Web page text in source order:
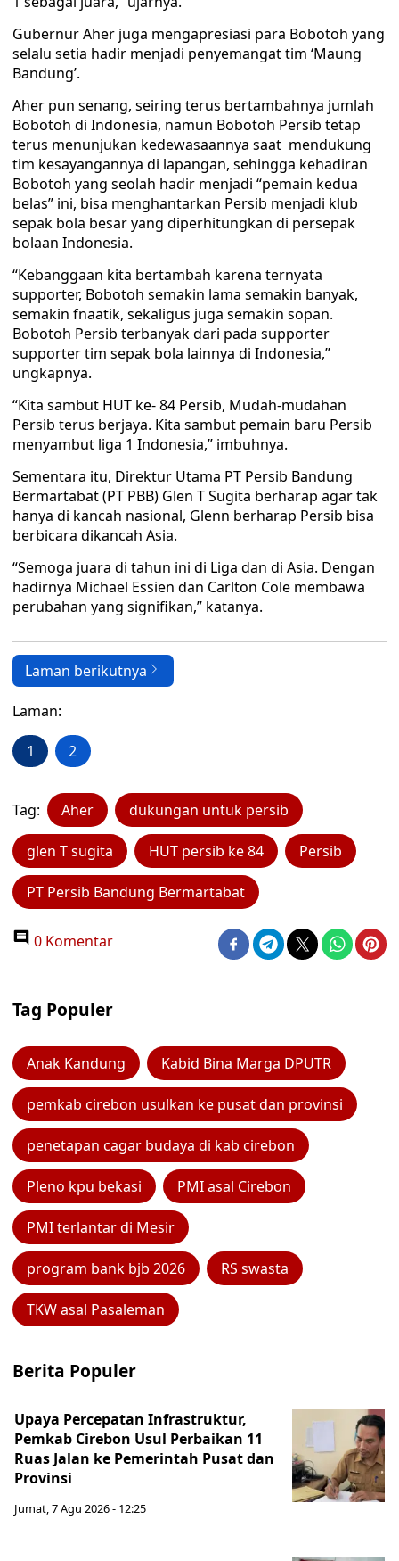
Gubernur Aher juga mengapresiasi para Bobotoh yang
selalu setia hadir menjadi penyemangat tim ‘Maung
Bandung’.
Aher pun senang, seiring terus bertambahnya jumlah
Bobotoh di Indonesia, namun Bobotoh Persib tetap
terus menunjukan kedewasaannya saat mendukung
tim kesayangannya di lapangan, sehingga kehadiran
Bobotoh yang seolah hadir menjadi “pemain kedua
belas” ini, bisa menghantarkan Persib menjadi klub
sepak bola besar yang diperhitungkan di persepak
bolaan Indonesia.
“Kebanggaan kita bertambah karena ternyata
supporter, Bobotoh semakin lama semakin banyak,
semakin fnaatik, sekaligus juga semakin sopan.
Bobotoh Persib terbanyak dari pada supporter
supporter tim sepak bola lainnya di Indonesia,”
ungkapnya.
“Kita sambut HUT ke- 84 Persib, Mudah-mudahan
Persib terus berjaya. Kita sambut pemain baru Persib
menyambut liga 1 Indonesia,” imbuhnya.
Sementara itu, Direktur Utama PT Persib Bandung
Bermartabat (PT PBB) Glen T Sugita berharap agar tak
hanya di kancah nasional, Glenn berharap Persib bisa
berbicara dikancah Asia.
“Semoga juara di tahun ini di Liga dan di Asia. Dengan
hadirnya Michael Essien dan Carlton Cole membawa
perubahan yang signifikan,” katanya.
Laman berikutnya
Laman:
1 2
Tag: Aher dukungan untuk persib
glen T sugita HUT persib ke 84 Persib
PT Persib Bandung Bermartabat
0 Komentar
Tag Populer
Anak Kandung Kabid Bina Marga DPUTR
pemkab cirebon usulkan ke pusat dan provinsi
penetapan cagar budaya di kab cirebon
Pleno kpu bekasi PMI asal Cirebon
PMI terlantar di Mesir
program bank bjb 2026 RS swasta
TKW asal Pasaleman
Berita Populer
Upaya Percepatan Infrastruktur,
Pemkab Cirebon Usul Perbaikan 11
Ruas Jalan ke Pemerintah Pusat dan
Provinsi
Jumat, 7 Agu 2026 - 12:25